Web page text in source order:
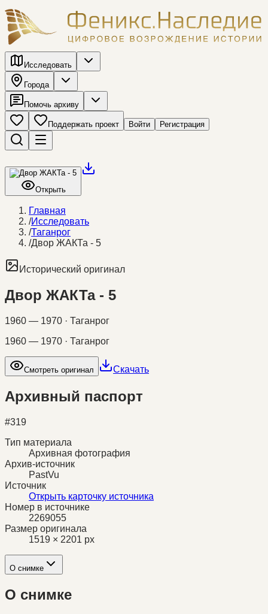
Исследовать
Города
Помочь архиву
Поддержать проект Войти Регистрация
Открыть
Главная
/Исследовать
/Таганрог
/Двор ЖАКТа - 5
Исторический оригинал
Двор ЖАКТа - 5
1960 — 1970 · Таганрог
1960 — 1970 · Таганрог
Смотреть оригинал Скачать
Архивный паспорт
#319
Тип материала
Архивная фотография
Архив-источник
PastVu
Источник
Открыть карточку источника
Номер в источнике
2269055
Размер оригинала
1519 × 2201 px
О снимке
О снимке